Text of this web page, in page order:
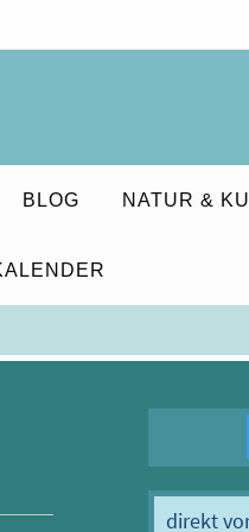
BLOG NATUR &
direkt